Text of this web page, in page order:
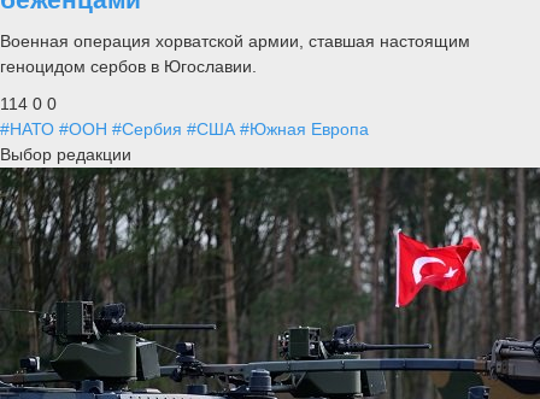
Военная операция хорватской армии, ставшая настоящим
геноцидом сербов в Югославии.
114 0 0
#НАТО #ООН #Сербия #США #Южная Европа
Выбор редакции